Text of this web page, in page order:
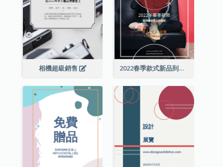
相機超級銷售 2022春季款式新品到店宣傳單張